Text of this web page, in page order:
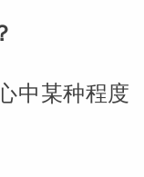
中某种程度